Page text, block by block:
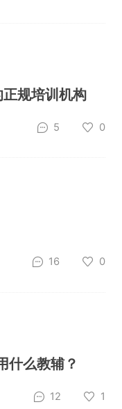
规培训机构
5 0
16 0
什么教辅？
12 1